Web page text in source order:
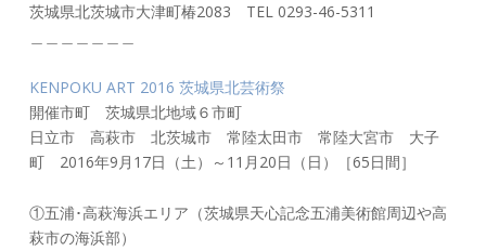
茨城県北茨城市大津町椿2083 TEL 0293-46-5311
KENPOKU ART 2016 茨城県北芸術祭
開催市町 茨城県北地域６市町
日立市 高萩市 北茨城市 常陸太田市 常陸大宮市 大子
町 2016年9月17日（土）～11月20日（日）［65日間］
①五浦･高萩海浜エリア（茨城県天心記念五浦美術館周辺や高
萩市の海浜部）